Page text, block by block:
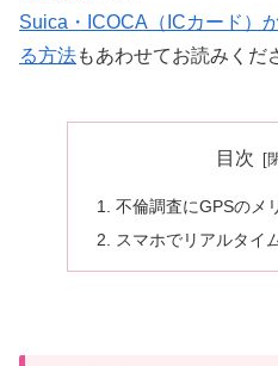
Suica・ICOCA（ICカード）
る方法もあわせてお読みくだ
目次
不倫調査にGPSのメ
スマホでリアルタイ